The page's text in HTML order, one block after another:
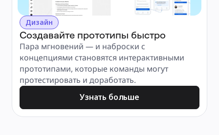
Дизайн
Создавайте прототипы быстро
Пара мгновений — и наброски с
концепциями становятся интерактивными
прототипами, которые команды могут
протестировать и доработать.
Узнать больше